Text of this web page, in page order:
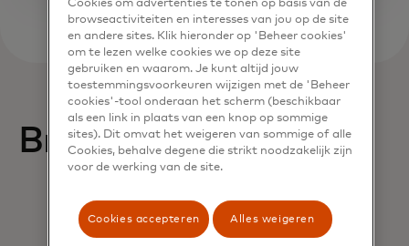
Bruikbare inzichten
Cookies om advertenties te tonen op basis van de
browseactiviteiten en interesses van jou op de site
en andere sites. Klik hieronder op 'Beheer cookies'
om te lezen welke cookies we op deze site
gebruiken en waarom. Je kunt altijd jouw
toestemmingsvoorkeuren wijzigen met de 'Beheer
cookies'-tool onderaan het scherm (beschikbaar
als een link in plaats van een knop op sommige
sites). Dit omvat het weigeren van sommige of alle
Cookies, behalve degene die strikt noodzakelijk zijn
voor de werking van de site.
Cookies accepteren Alles weigeren